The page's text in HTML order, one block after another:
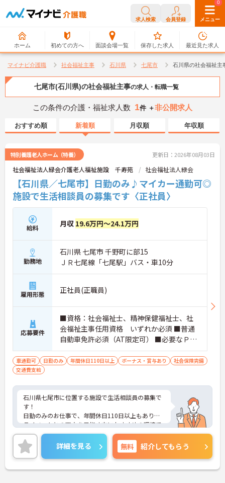
求人検索 会員登録 メニュー
ホーム 初めての方へ 面談会場一覧
0
保存した求人
0
最近見た求人
マイナビ介護職 社会福祉主事 石川県 七尾市 石川県の社会福祉主
七尾市(石川県)の社会福祉主事の求人・転職一覧
この条件の介護・福祉求人数 1件 ＋非公開求人
おすすめ順 新着順 月収順 年収順
特別養護老人ホーム（特養） 更新日：2026年08月03日
社会福祉法人緑会介護老人福祉施設 千寿苑 社会福祉法人緑会
【石川県／七尾市】日勤のみ♪マイカー通勤可◎
施設で生活相談員の募集です〈正社員〉
給料 月収 19.6万円～24.1万円
勤務地
石川県 七尾市 千野町に部15
ＪＲ七尾線「七尾駅」バス・車10分
雇用形態 正社員(正職員)
応募要件
■資格：社会福祉士、精神保健福祉士、社
会福祉主事任用資格 いずれか必須 ■普通
自動車免許必須（AT限定可） ■必要なＰＣ
スキル：エクセル・ワードなど日常記録業
務スキル必須
車通勤可 日勤のみ 年間休日110日以上 ボーナス・賞与あり
社会保険完備
交通費支給
石川県七尾市に位置する施設で生活相談員の募集で
す！
日勤のみのお仕事で、年間休日110日以上もありプ
ライベートとの両立を目指す方におすすめの環境で
す◎マイカーでの通勤もOK！昇給や賞与制度があ
り、頑張りが評価されてしっかりと還元されます。
さらに各種手当もあるのは嬉しいポイントです◎フ
ォロー体制もあり、経験に関わらず安心してスター
トできます。
詳細を見る 無料 紹介してもらう